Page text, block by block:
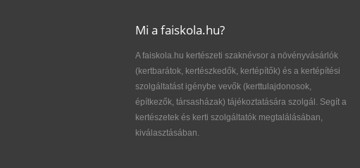
Mi a faiskola.hu?
A faiskola.hu kertészeti szaknévsor a növényvásárlók
(kertbarátok, kertészkedők, kertépítők) és a kertépítési
szolgáltatást igénybe vevők (kerttulajdonosok,
építkezők, társasházak) tájékoztatására szolgál. Segít a
kertészetek és kerti szolgáltatók megtalálásában,
kiválasztásában.